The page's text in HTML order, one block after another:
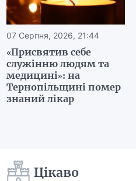
07 Серпня, 2026, 21:44
«Присвятив себе
служінню людям та
медицині»: на
Тернопільщині помер
знаний лікар
Цікаво